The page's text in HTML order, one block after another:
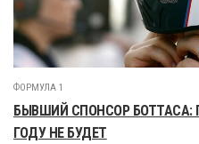
ФОРМУЛА 1
БЫВШИЙ СПОНСОР БОТТАСА:
ГОДУ НЕ БУДЕТ